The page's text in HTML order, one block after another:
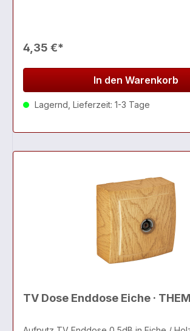
4,35 €*
In den Warenkorb
Lagernd, Lieferzeit: 1-3 Tage
TV Dose Enddose Eiche ·